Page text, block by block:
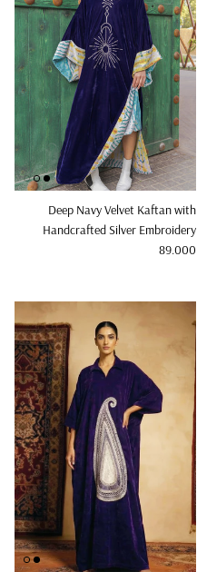
Deep Navy Velvet Kaftan with
Handcrafted Silver Embroidery
Regular price
89.000